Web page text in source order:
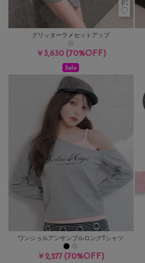
グリッターラメセットアップ
￥3,630(70%OFF)
Sale
ワンショルアンサンブルロングTシャツ
￥2,277(70%OFF)